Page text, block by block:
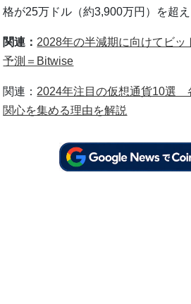
格が25万ドル（約3,900万円）を超
関連： 2028年の半減期に向けてビッ
予測＝Bitwise
関連 ： 2024年注目の仮想通貨10選
関心を集める理由を解説